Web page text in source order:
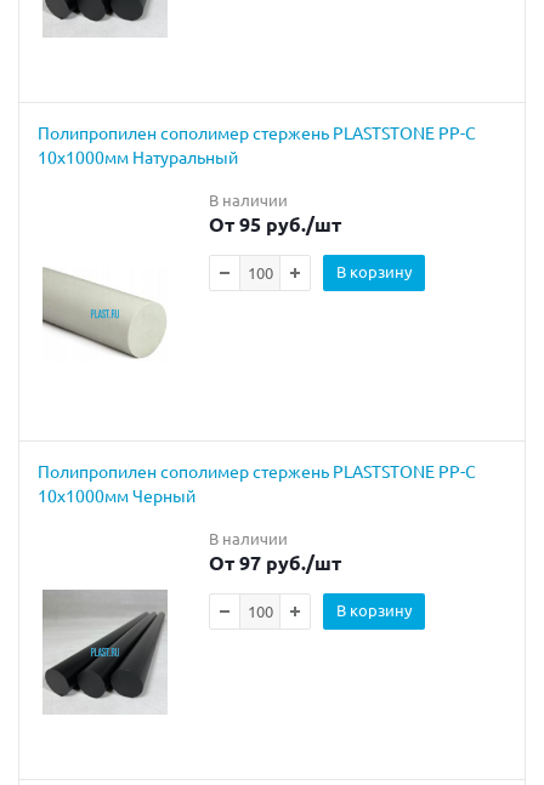
Полипропилен сополимер стержень PLASTSTONE PP-C
10х1000мм Натуральный
В наличии
От 95 руб./шт
В корзину
Полипропилен сополимер стержень PLASTSTONE PP-C
10х1000мм Черный
В наличии
От 97 руб./шт
В корзину